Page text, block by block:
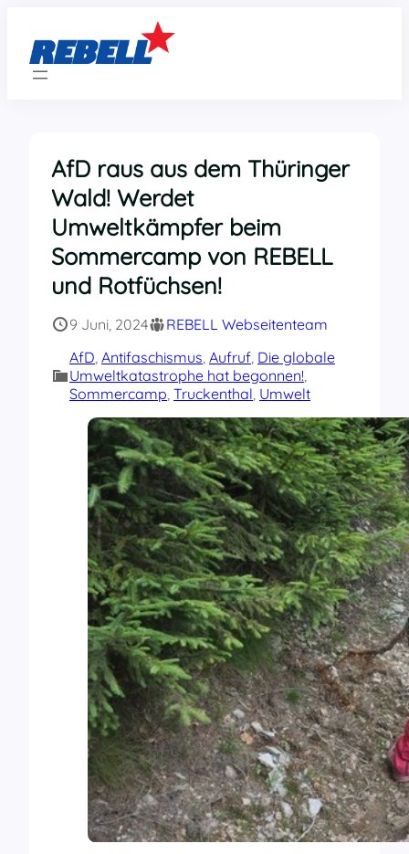
springen
AfD raus aus dem Thüringer
Wald! Werdet
Umweltkämpfer beim
Sommercamp von REBELL
und Rotfüchsen!
9 Juni, 2024
REBELL Webseitenteam
AfD Antifaschismus Aufruf Die globale
Umweltkatastrophe hat begonnen!
Sommercamp Truckenthal Umwelt